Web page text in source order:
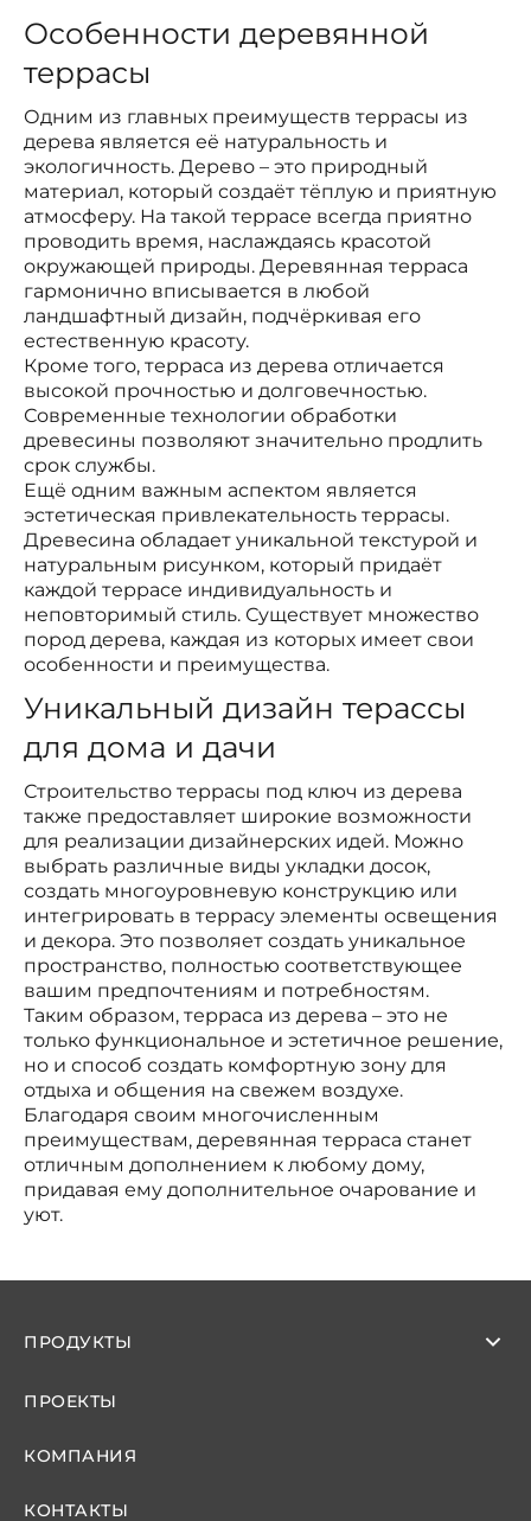
Особенности деревянной
террасы
Одним из главных преимуществ террасы из
дерева является её натуральность и
экологичность. Дерево – это природный
материал, который создаёт тёплую и приятную
атмосферу. На такой террасе всегда приятно
проводить время, наслаждаясь красотой
окружающей природы. Деревянная терраса
гармонично вписывается в любой
ландшафтный дизайн, подчёркивая его
естественную красоту.
Кроме того, терраса из дерева отличается
высокой прочностью и долговечностью.
Современные технологии обработки
древесины позволяют значительно продлить
срок службы.
Ещё одним важным аспектом является
эстетическая привлекательность террасы.
Древесина обладает уникальной текстурой и
натуральным рисунком, который придаёт
каждой террасе индивидуальность и
неповторимый стиль. Существует множество
пород дерева, каждая из которых имеет свои
особенности и преимущества.
Уникальный дизайн терассы
для дома и дачи
Строительство террасы под ключ из дерева
также предоставляет широкие возможности
для реализации дизайнерских идей. Можно
выбрать различные виды укладки досок,
создать многоуровневую конструкцию или
интегрировать в террасу элементы освещения
и декора. Это позволяет создать уникальное
пространство, полностью соответствующее
вашим предпочтениям и потребностям.
Таким образом, терраса из дерева – это не
только функциональное и эстетичное решение,
но и способ создать комфортную зону для
отдыха и общения на свежем воздухе.
Благодаря своим многочисленным
преимуществам, деревянная терраса станет
отличным дополнением к любому дому,
придавая ему дополнительное очарование и
уют.
ПРОДУКТЫ
ПРОЕКТЫ
КОМПАНИЯ
КОНТАКТЫ